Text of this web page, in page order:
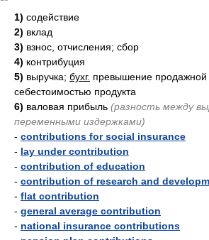
1) содействие
2) вклад
3) взнос, отчисления; сбор
4) контрибуция
5) выручка; бухг. превышение
себестоимостью продукта
6) валовая прибыль (разность между
переменными издержками)
- contributions for social insurance
- lay under contribution
- contribution of education
- contribution of research and
- flat contribution
- general average contribution
- national insurance contributions